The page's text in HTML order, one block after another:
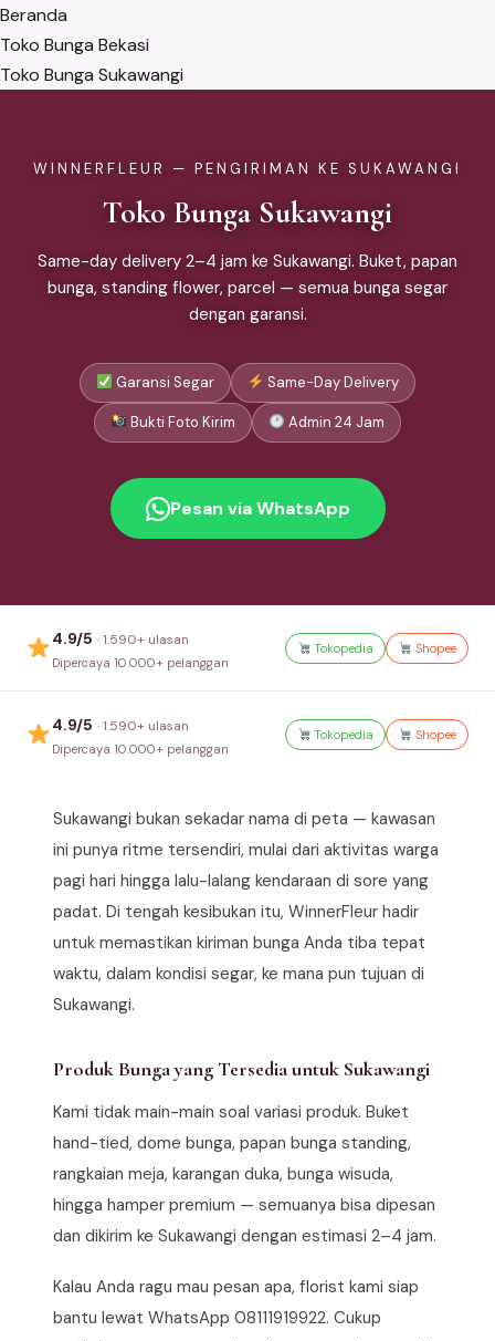
Beranda
Toko Bunga Bekasi
Toko Bunga Sukawangi
WINNERFLEUR — PENGIRIMAN KE SUKAWANGI
Toko Bunga Sukawangi
Same-day delivery 2–4 jam ke Sukawangi. Buket, papan
bunga, standing flower, parcel — semua bunga segar
dengan garansi.
Garansi Segar Same-Day Delivery
Bukti Foto Kirim Admin 24 Jam
Pesan via WhatsApp
4.9/5 · 1.590+ ulasan
Dipercaya 10.000+ pelanggan
Tokopedia Shopee
4.9/5 · 1.590+ ulasan
Dipercaya 10.000+ pelanggan
Tokopedia Shopee
Sukawangi bukan sekadar nama di peta — kawasan
ini punya ritme tersendiri, mulai dari aktivitas warga
pagi hari hingga lalu-lalang kendaraan di sore yang
padat. Di tengah kesibukan itu, WinnerFleur hadir
untuk memastikan kiriman bunga Anda tiba tepat
waktu, dalam kondisi segar, ke mana pun tujuan di
Sukawangi.
Produk Bunga yang Tersedia untuk Sukawangi
Kami tidak main-main soal variasi produk. Buket
hand-tied, dome bunga, papan bunga standing,
rangkaian meja, karangan duka, bunga wisuda,
hingga hamper premium — semuanya bisa dipesan
dan dikirim ke Sukawangi dengan estimasi 2–4 jam.
Kalau Anda ragu mau pesan apa, florist kami siap
bantu lewat WhatsApp 08111919922. Cukup